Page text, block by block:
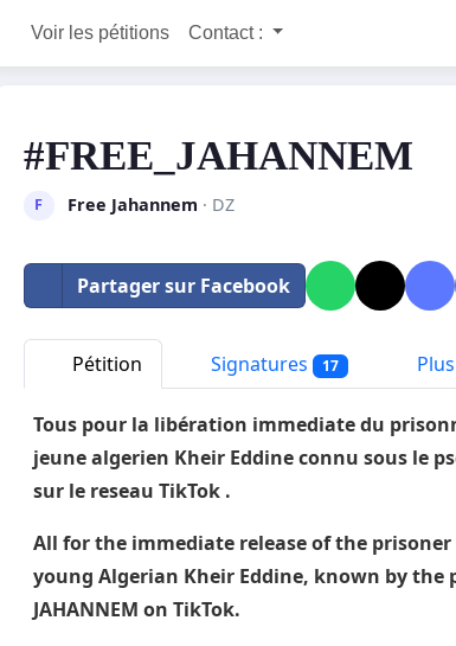
Voir les pétitions Contact :
#FREE_JAHANNEM
F Free Jahannem · DZ
Partager sur Facebook
Pétition Signatures 17
Tous pour la libération immediate du
jeune algerien Kheir Eddine connu sous le
sur le reseau TikTok .
All for the immediate release of the prisoner
young Algerian Kheir Eddine, known by the
JAHANNEM on TikTok.